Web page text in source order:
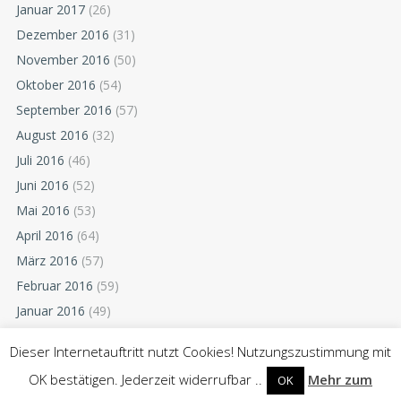
Januar 2017 (26)
Dezember 2016 (31)
November 2016 (50)
Oktober 2016 (54)
September 2016 (57)
August 2016 (32)
Juli 2016 (46)
Juni 2016 (52)
Mai 2016 (53)
April 2016 (64)
März 2016 (57)
Februar 2016 (59)
Januar 2016 (49)
November 2015(55)
Oktober 2015(54)
Dieser Internetauftritt nutzt Cookies! Nutzungszustimmung mit
OK bestätigen. Jederzeit widerrufbar ..
OK
Mehr zum